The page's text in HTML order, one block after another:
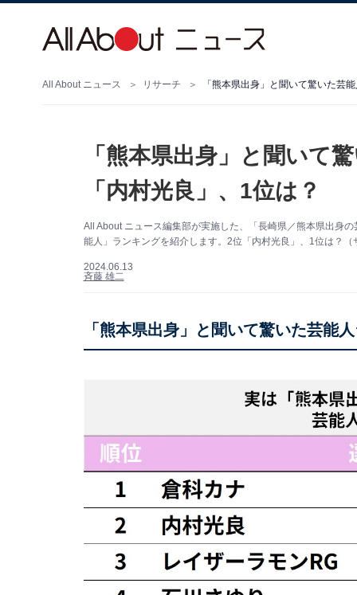
All About ニュース リサーチ 「熊本県出身」と聞いて驚いた芸
「熊本県出身」と聞いて
「内村光良」、1位は？
All About ニュース編集部が実施した、「長崎県／熊本県出身
能人」ランキングを紹介します。2位「内村光良」、1位は？
2024.06.13
斉藤 雄二
「熊本県出身」と聞いて驚いた芸能